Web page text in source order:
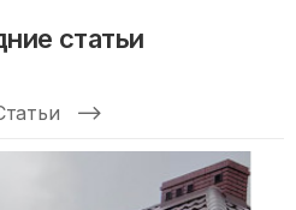
статьи